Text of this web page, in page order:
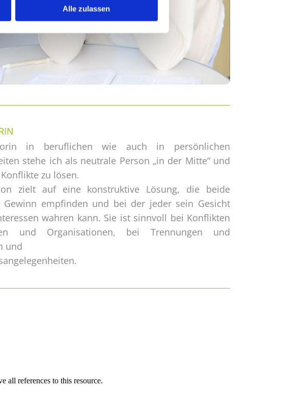
Alle zulassen
in beruflichen wie auch in persönlichen
stehe ich als neutrale Person „in der Mitte“ und
zu lösen.
zielt auf eine konstruktive Lösung, die beide
Gewinn empfinden und bei der jeder sein Gesicht
wahren kann. Sie ist sinnvoll bei Konflikten
und Organisationen, bei Trennungen und
und